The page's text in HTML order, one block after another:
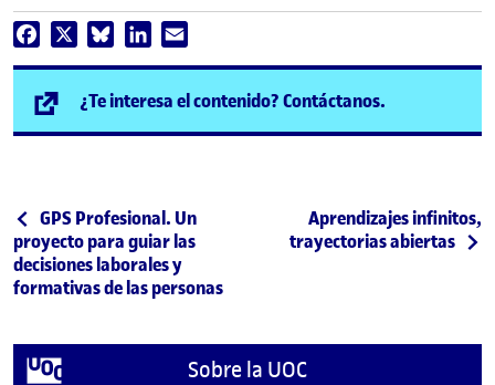
Facebook BlueskyLinkedIn
¿Te interesa el contenido? Contáctanos.
Post navigation
Publicación anterior
GPS Profesional. Un
proyecto para guiar las
decisiones laborales y
formativas de las personas
Siguiente publicación
Aprendizajes infinitos,
trayectorias abiertas
Sobre la UOC